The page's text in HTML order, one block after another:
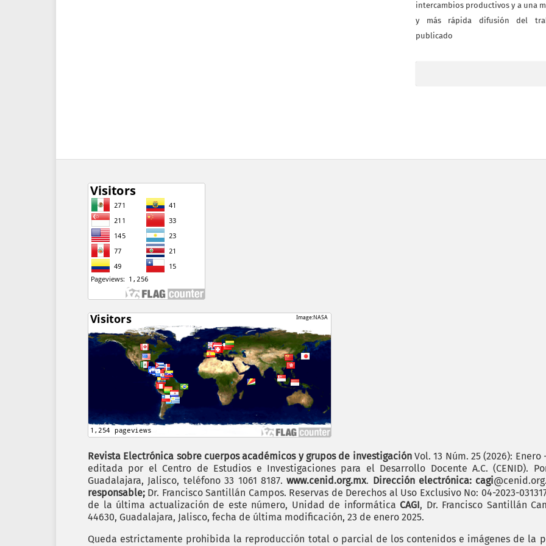
intercambios productivos y a una
y más rápida difusión del
publicado
Revista Electrónica sobre cuerpos académicos y grupos de investigaciónVol. 13 Núm. 25 (2026):
editada por el Centro de Estudios e Investigaciones para el Desarrollo Docente A.C. (CENID).
Guadalajara, Jalisco, teléfono 33 1061 8187.www.cenid.org.mx. Dirección electrónica: cagi
responsable; Dr. Francisco Santillán Campos. Reservas de Derechos al Uso Exclusivo No: 04-2023-
de la última actualización de este número, Unidad de informática CAGI, Dr. Francisco Santillán
44630, Guadalajara, Jalisco, fecha de última modificación, 23 de enero 2025.
Queda estrictamente prohibida la reproducción total o parcial de los contenidos e imágenes de la